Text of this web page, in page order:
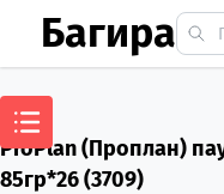
Багира
ProPlan (Проплан)
85гр*26 (3709)